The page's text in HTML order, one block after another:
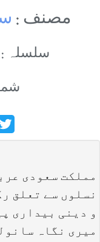
مصنف :
سلسلہ :
مملکت سعودی
نسلوں سے تعلق
و دینی بیداری
میری نگاہ